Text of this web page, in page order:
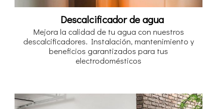
Descalcificador de agua
Mejora la calidad de tu agua con nuestros
descalcificadores. Instalación, mantenimiento y
beneficios garantizados para tus
electrodomésticos